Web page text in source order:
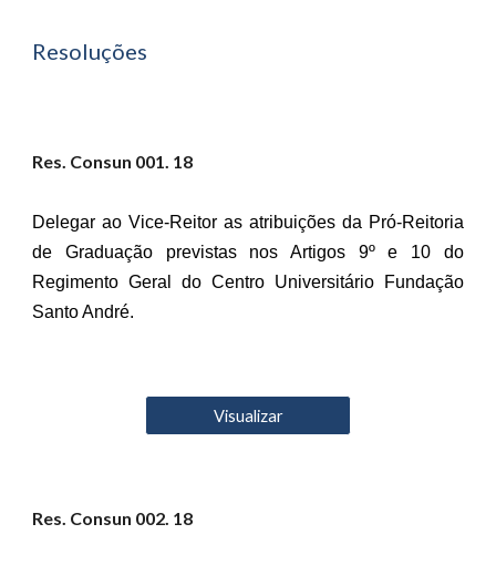
Resoluções
Res. Consun 001. 18
Delegar ao Vice-Reitor as atribuições da Pró-Reitoria
de Graduação previstas nos Artigos 9º e 10 do
Regimento Geral do Centro Universitário Fundação
Santo André.
Visualizar
Res. Consun 002. 18